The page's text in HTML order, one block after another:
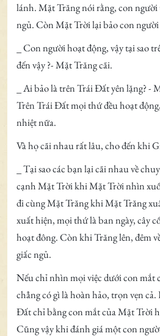
lánh. Mặt Trăng nói rằng, con
ngủ. Còn Mặt Trời lại bảo con
_ Con người hoạt động, vậy tại sao
đến vậy ?- Mặt Trăng cãi.
_ Ai bảo là trên Trái Đất yên lặng? -
Trên Trái Đất mọi thứ đều hoạt
nhiệt nữa.
Và họ cãi nhau rất lâu, cho đến khi
_ Tại sao các bạn lại cãi nhau về
cạnh Mặt Trời khi Mặt Trời nhìn
đi cùng Mặt Trăng khi Mặt Trăng
xuất hiện, mọi thứ là ban ngày, cây
hoạt đông. Còn khi Trăng lên, đêm
giấc ngủ.
Nếu chỉ nhìn mọi việc dưới con
chẳng có gì là hoàn hảo, trọn vẹn
Đất chỉ bằng con mắt của Mặt Trời
Cũng vậy khi đánh giá một con